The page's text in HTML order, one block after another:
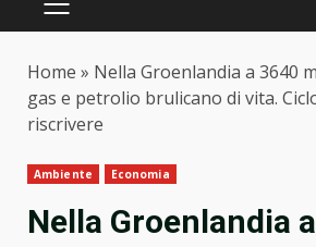
PRIMARY
Home » Nella Groenlandia a 3640
gas e petrolio brulicano di vita.
riscrivere
Ambiente Economia
Nella Groenlandia